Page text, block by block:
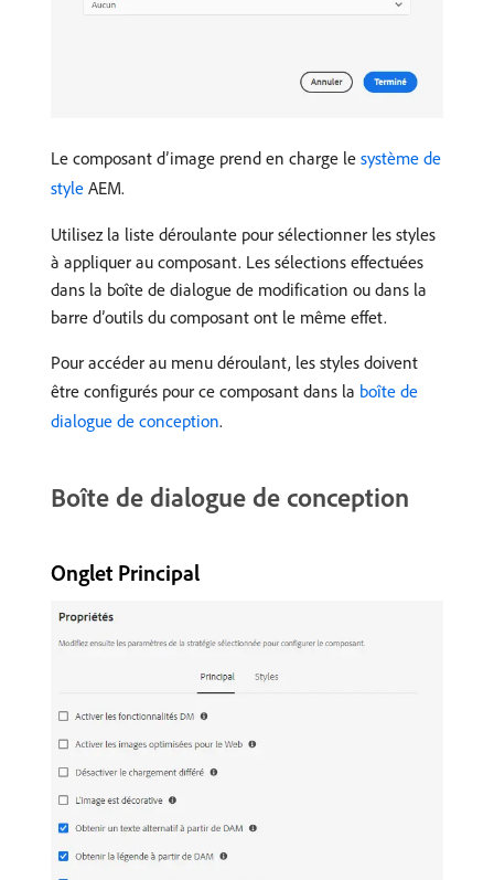
Le composant d’image prend en charge le système de
style AEM.
Utilisez la liste déroulante pour sélectionner les styles
à appliquer au composant. Les sélections effectuées
dans la boîte de dialogue de modification ou dans la
barre d’outils du composant ont le même effet.
Pour accéder au menu déroulant, les styles doivent
être configurés pour ce composant dans la boîte de
dialogue de conception.
Boîte de dialogue de conception
Onglet Principal